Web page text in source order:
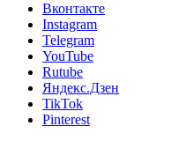
Вконтакте
Instagram
Telegram
YouTube
Rutube
Яндекс.Дзен
TikTok
Pinterest